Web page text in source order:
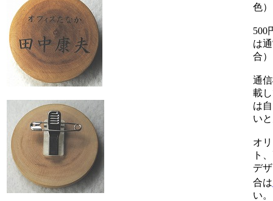
色）
500
は
合）
通
載
は
い
オ
ト
デ
合は
い